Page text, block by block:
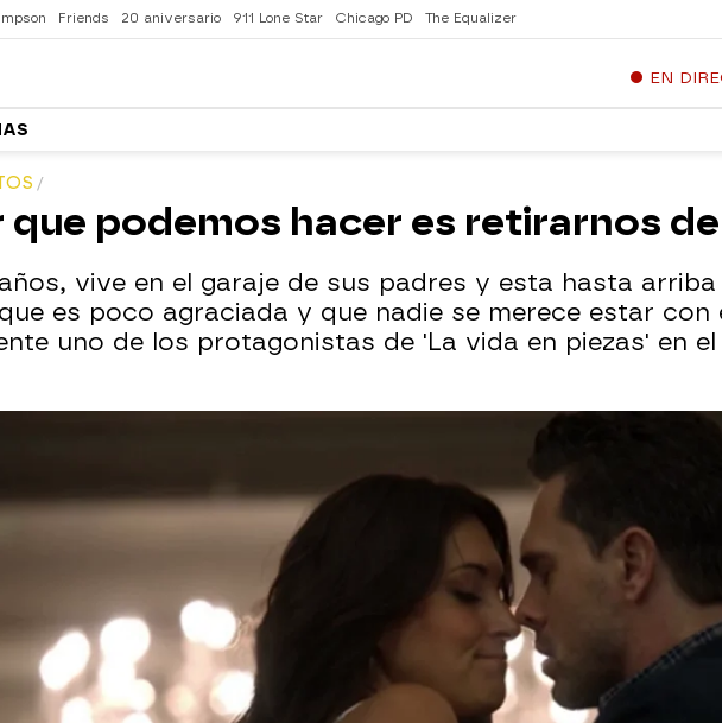
Friends 20 aniversario 911 Lone Star Chicago PD The Equalizer
EN
que podemos hacer es retirarnos
vive en el garaje de sus padres y esta hasta
es poco agraciada y que nadie se merece estar
uno de los protagonistas de 'La vida en piezas' en